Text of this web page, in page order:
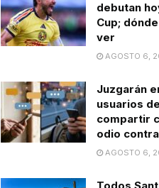
debutan
Cup;
ver
AGOSTO 6,
Juzgarán
usuarios
compartir
odio
AGOSTO 6,